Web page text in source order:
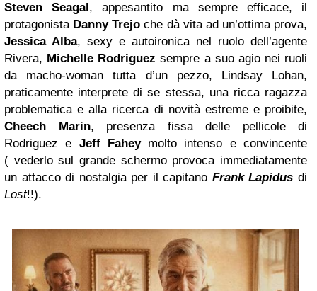
Steven Seagal , appesantito ma sempre efficace, il
protagonista Danny Trejo che dà vita ad un’ottima prova,
Jessica Alba, sexy e autoironica nel ruolo dell’agente
Rivera, Michelle Rodriguezsempre a suo agio nei ruoli
da macho-woman tutta d’un pezzo, Lindsay Lohan,
praticamente interprete di se stessa, una ricca ragazza
problematica e alla ricerca di novità estreme e proibite,
Cheech Marin, presenza fissa delle pellicole di
Rodriguez e Jeff Fahey molto intenso e convincente
( vederlo sul grande schermo provoca immediatamente
un attacco di nostalgia per il capitano Frank Lapidus di
Lost!!).